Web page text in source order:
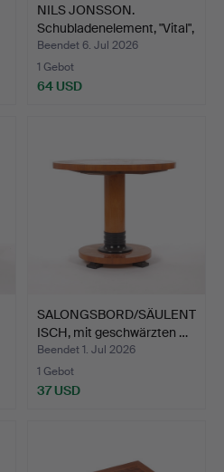
NILS JONSSON.
Schubladenelement, "Vital",
…
Beendet 6. Jul 2026
1 Gebot
64 USD
SALONGSBORD/SÄULENT
ISCH, mit geschwärzten …
Beendet 1. Jul 2026
1 Gebot
37 USD